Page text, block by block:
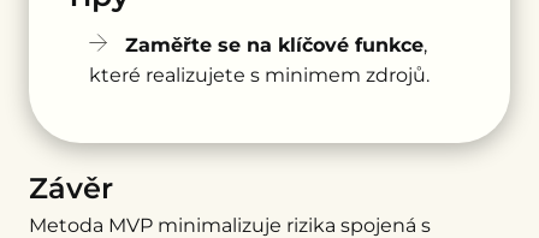
Zaměřte se na klíčové funkce,
které realizujete s minimem zdrojů.
Závěr
Metoda MVP minimalizuje rizika spojená s